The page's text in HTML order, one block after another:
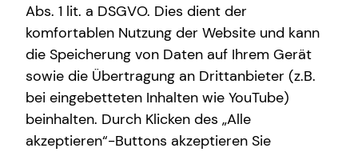
Verantwortlicher im Sinne des § 18 Abs. 2
MStV
Marvin Leesch
Marburger Straße 3
10789 Berlin
Abs. 1 lit. a DSGVO. Dies dient der
komfortablen Nutzung der Website und kann
die Speicherung von Daten auf Ihrem Gerät
sowie die Übertragung an Drittanbieter (z.B.
bei eingebetteten Inhalten wie YouTube)
beinhalten. Durch Klicken des „Alle
akzeptieren“-Buttons akzeptieren Sie